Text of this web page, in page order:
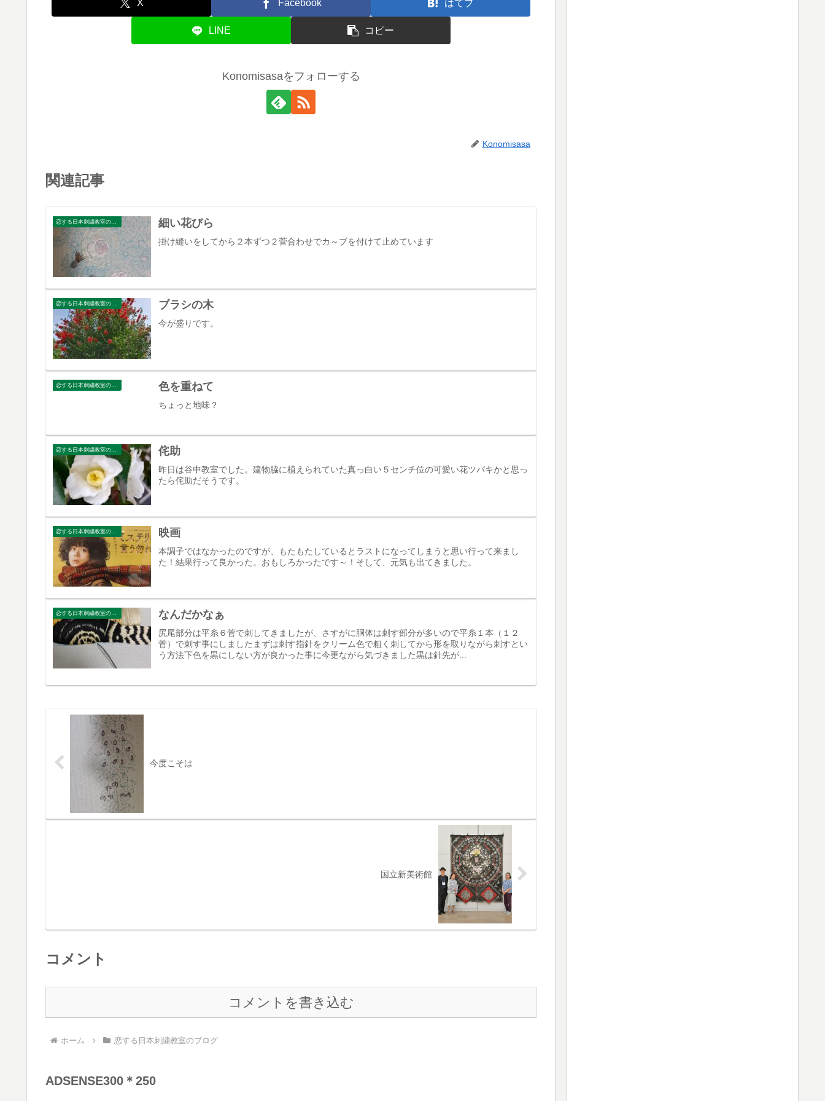
X Facebook はてブ
LINE コピー
Konomisasaをフォローする
Konomisasa
関連記事
細い花びら
掛け縫いをしてから２本ずつ２菅合わせでカ～ブを付けて止めています
ブラシの木
今が盛りです。
恋する日本刺繍教室のブログ 色を重ねて
ちょっと地味？
侘助
昨日は谷中教室でした。建物脇に植えられていた真っ白い５センチ位の可愛い花ツバキかと思っ
たら侘助だそうです。
映画
本調子ではなかったのですが、もたもたしているとラストになってしまうと思い行って来まし
た！結果行って良かった。おもしろかったです～！そして、元気も出てきました。
恋する日本刺繍教室のブログ なんだかなぁ
尻尾部分は平糸６菅で刺してきましたが、さすがに胴体は刺す部分が多いので平糸１本（１２
菅）で刺す事にしましたまずは刺す指針をクリーム色で粗く刺してから形を取りながら刺すとい
う方法下色を黒にしない方が良かった事に今更ながら気づきました黒は針先が...
今度こそは
国立新美術館
コメント
コメントを書き込む
ホーム 恋する日本刺繍教室のブログ
ADSENSE300＊250